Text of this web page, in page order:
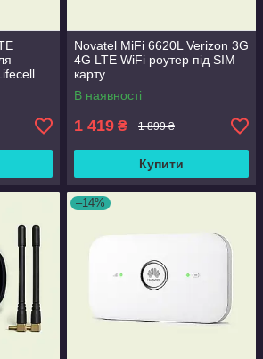
Novatel MiFi 6620L Verizon 3G
4G LTE WiFi роутер під SIM
карту
В наявності
1 419 ₴ 1 899 ₴
Купити
–14%